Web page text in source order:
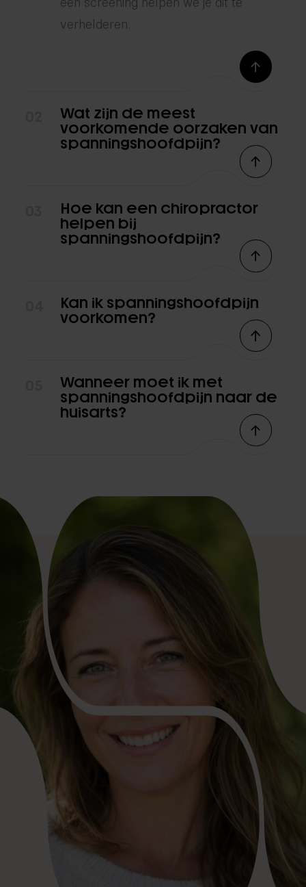
verhelderen.
Wat zijn de meest
voorkomende oorzaken van
spanningshoofdpijn?
Hoe kan een chiropractor
helpen bij
spanningshoofdpijn?
Kan ik spanningshoofdpijn
voorkomen?
Wanneer moet ik met
spanningshoofdpijn naar de
huisarts?